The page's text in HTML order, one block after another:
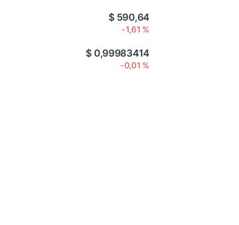
$ 590,64
-1,61 %
$ 0,99983414
-0,01 %